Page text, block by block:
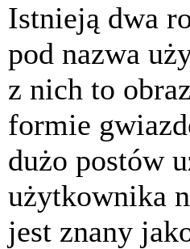
Istnieją dwa
pod nazwa
z nich to
formie
dużo postów
użytkownika
jest znany